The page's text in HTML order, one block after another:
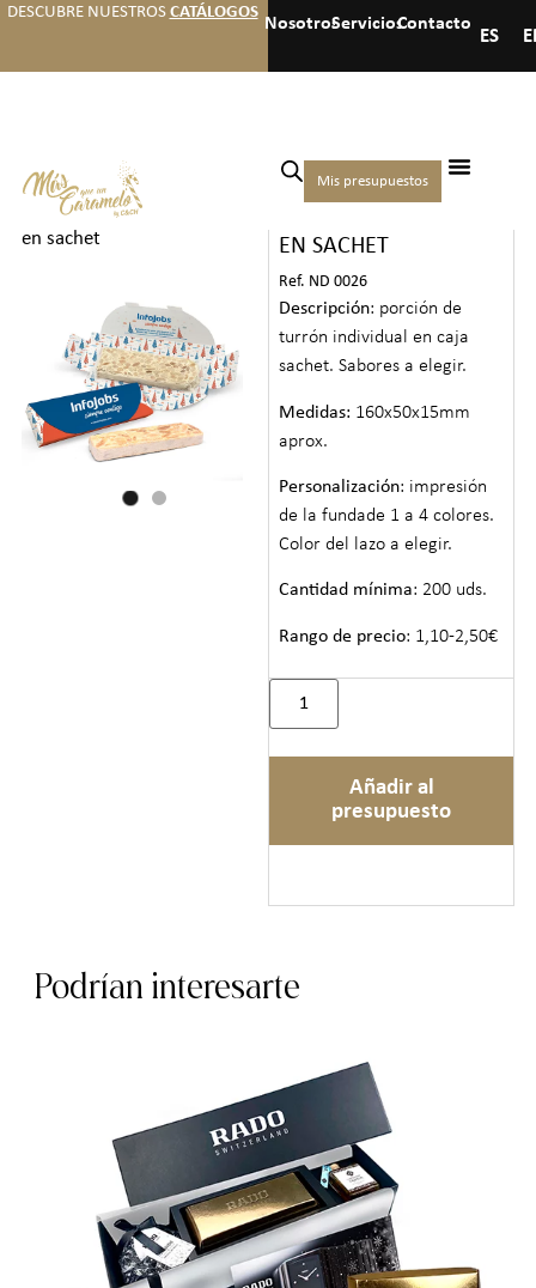
DESCUBRE NUESTROS CATÁLOGOS
NosotrosServiciosContacto
ES
Mis presupuestos
Inicio/ Navidad
navideños/ Turrón individual
en sachet
TURRÓN INDIVIDUAL
EN SACHET
Ref. ND 0026
Descripción: porción de
turrón individual en caja
sachet. Sabores a elegir.
Medidas: 160x50x15mm
aprox.
Personalización: impresión
de la fundade 1 a 4 colores.
Color del lazo a elegir.
Cantidad mínima: 200 uds.
Rango de precio: 1,10-2,50€
Añadir al
presupuesto
Podrían interesarte